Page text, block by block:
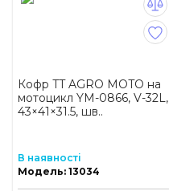
Кофр TT AGRO MOTO на
мотоцикл YM-0866, V-32L,
43×41×31.5, шв..
В наявності
Модель: 13034